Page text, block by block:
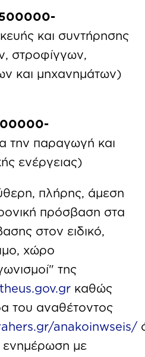
και συντήρησης
στροφίγγων,
και μηχανημάτων)
την παραγωγή και
ενέργειας)
πλήρης, άμεση
πρόσβαση στα
στον ειδικό,
χώρο
της
καθώς
του αναθέτοντος
anakoinwseis/
ενημέρωση με